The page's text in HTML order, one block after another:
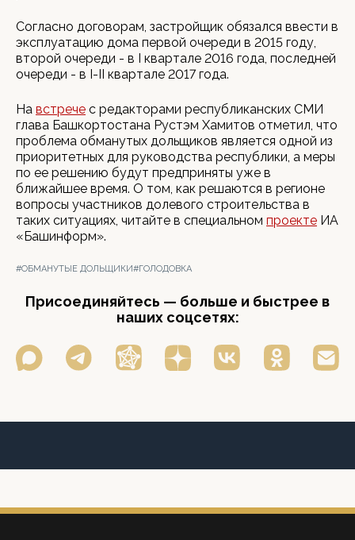
Согласно договорам, застройщик обязался ввести в
эксплуатацию дома первой очереди в 2015 году,
второй очереди - в I квартале 2016 года, последней
очереди - в I-II квартале 2017 года.
На встрече с редакторами республиканских СМИ
глава Башкортостана Рустэм Хамитов отметил, что
проблема обманутых дольщиков является одной из
приоритетных для руководства республики, а меры
по ее решению будут предприняты уже в
ближайшее время. О том, как решаются в регионе
вопросы участников долевого строительства в
таких ситуациях, читайте в специальном проекте ИА
«Башинформ».
#ОБМАНУТЫЕ ДОЛЬЩИКИ#ГОЛОДОВКА
Присоединяйтесь — больше и быстрее в
наших соцсетях: